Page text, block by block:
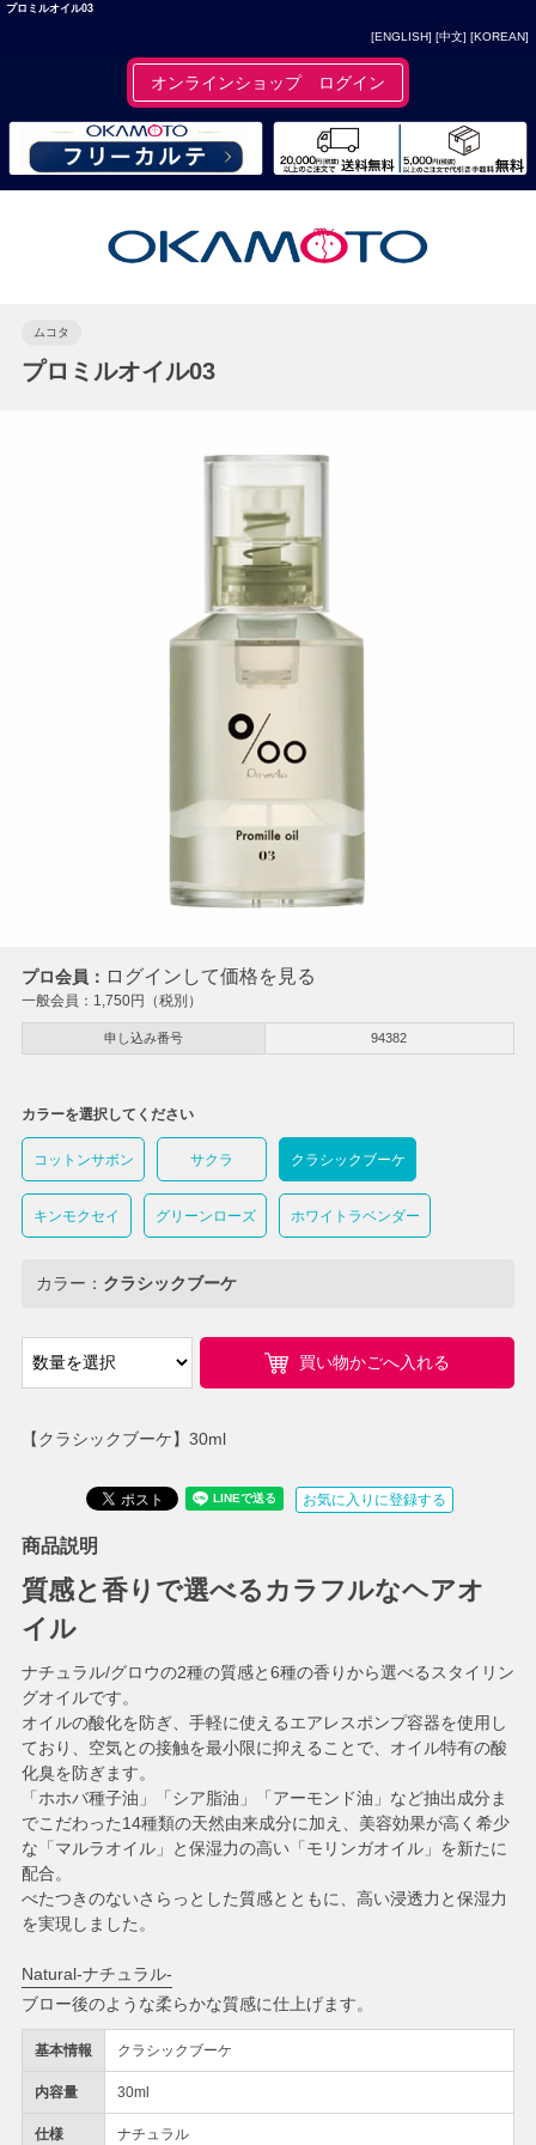
プロミルオイル03
[ENGLISH] [中文] [KOREAN]
オンラインショップ ログイン
ムコタ
プロミルオイル03
プロ会員： ログインして価格を見る
一般会員： 1,750円（税別）
申し込み番号 94382
【クラシックブーケ】30ml
基本情報 クラシックブーケ
内容量 30ml
仕様 ナチュラル
カラーを選択してください
コットンサボン サクラ クラシックブーケ
キンモクセイ グリーンローズ ホワイトラベンダー
カラー： クラシックブーケ
買い物かごへ入れる
お気に入りに登録する
商品説明
質感と香りで選べるカラフルなヘアオ
イル
ナチュラル/グロウの2種の質感と6種の香りから選べるスタイリン
グオイルです。
オイルの酸化を防ぎ、手軽に使えるエアレスポンプ容器を使用し
ており、空気との接触を最小限に抑えることで、オイル特有の酸
化臭を防ぎます。
「ホホバ種子油」「シア脂油」「アーモンド油」など抽出成分ま
でこだわった14種類の天然由来成分に加え、美容効果が高く希少
な「マルラオイル」と保湿力の高い「モリンガオイル」を新たに
配合。
べたつきのないさらっとした質感とともに、高い浸透力と保湿力
を実現しました。
Natural-ナチュラル-
ブロー後のような柔らかな質感に仕上げます。